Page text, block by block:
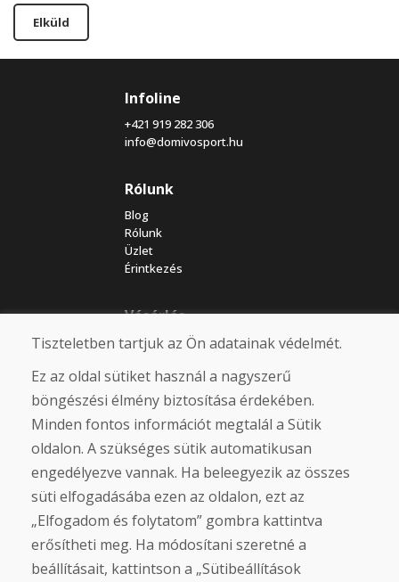
Elküld
Infoline
+421 919 282 306
info@domivosport.hu
Rólunk
Blog
Rólunk
Üzlet
Érintkezés
Vásárlás
Eshop
Szállítás
Fizetés
Panasz
Áruk visszaküldése és cseréje
Adatvédelmi irányelvek
Cookies
Közösségi hálózatok
Tiszteletben tartjuk az Ön adatainak védelmét.
Ez az oldal sütiket használ a nagyszerű
böngészési élmény biztosítása érdekében.
Minden fontos információt megtalál a Sütik
oldalon. A szükséges sütik automatikusan
engedélyezve vannak. Ha beleegyezik az összes
süti elfogadásába ezen az oldalon, ezt az
„Elfogadom és folytatom” gombra kattintva
erősítheti meg. Ha módosítani szeretné a
beállításait, kattintson a „Sütibeállítások